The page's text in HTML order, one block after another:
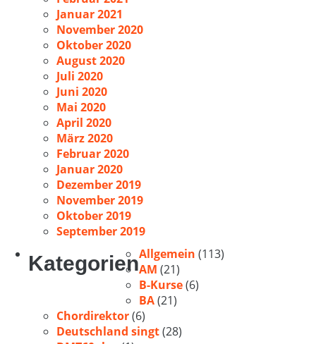
Januar 2021
November 2020
Oktober 2020
August 2020
Juli 2020
Juni 2020
Mai 2020
April 2020
März 2020
Februar 2020
Januar 2020
Dezember 2019
November 2019
Oktober 2019
September 2019
KategorienAllgemein (113)
AM (21)
B-Kurse(6)
BA(21)
Chordirektor(6)
Deutschland singt(28)